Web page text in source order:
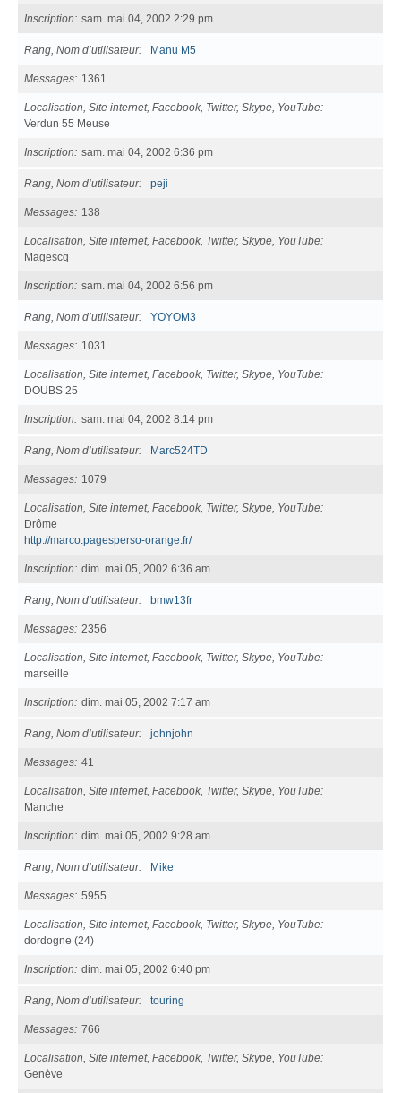
Inscription sam. mai 04, 2002 2:29 pm
Rang, Nom d’utilisateur Manu M5
Messages 1361
Localisation, Site internet, Facebook, Twitter, Skype, YouTube
Verdun 55 Meuse
Inscription sam. mai 04, 2002 6:36 pm
Rang, Nom d’utilisateur peji
Messages 138
Localisation, Site internet, Facebook, Twitter, Skype, YouTube
Magescq
Inscription sam. mai 04, 2002 6:56 pm
Rang, Nom d’utilisateur YOYOM3
Messages 1031
Localisation, Site internet, Facebook, Twitter, Skype, YouTube
DOUBS 25
Inscription sam. mai 04, 2002 8:14 pm
Rang, Nom d’utilisateur Marc524TD
Messages 1079
Localisation, Site internet, Facebook, Twitter, Skype, YouTube
Drôme
http://marco.pagesperso-orange.fr/
Inscription dim. mai 05, 2002 6:36 am
Rang, Nom d’utilisateur bmw13fr
Messages 2356
Localisation, Site internet, Facebook, Twitter, Skype, YouTube
marseille
Inscription dim. mai 05, 2002 7:17 am
Rang, Nom d’utilisateur johnjohn
Messages 41
Localisation, Site internet, Facebook, Twitter, Skype, YouTube
Manche
Inscription dim. mai 05, 2002 9:28 am
Rang, Nom d’utilisateur Mike
Messages 5955
Localisation, Site internet, Facebook, Twitter, Skype, YouTube
dordogne (24)
Inscription dim. mai 05, 2002 6:40 pm
Rang, Nom d’utilisateur touring
Messages 766
Localisation, Site internet, Facebook, Twitter, Skype, YouTube
Genève